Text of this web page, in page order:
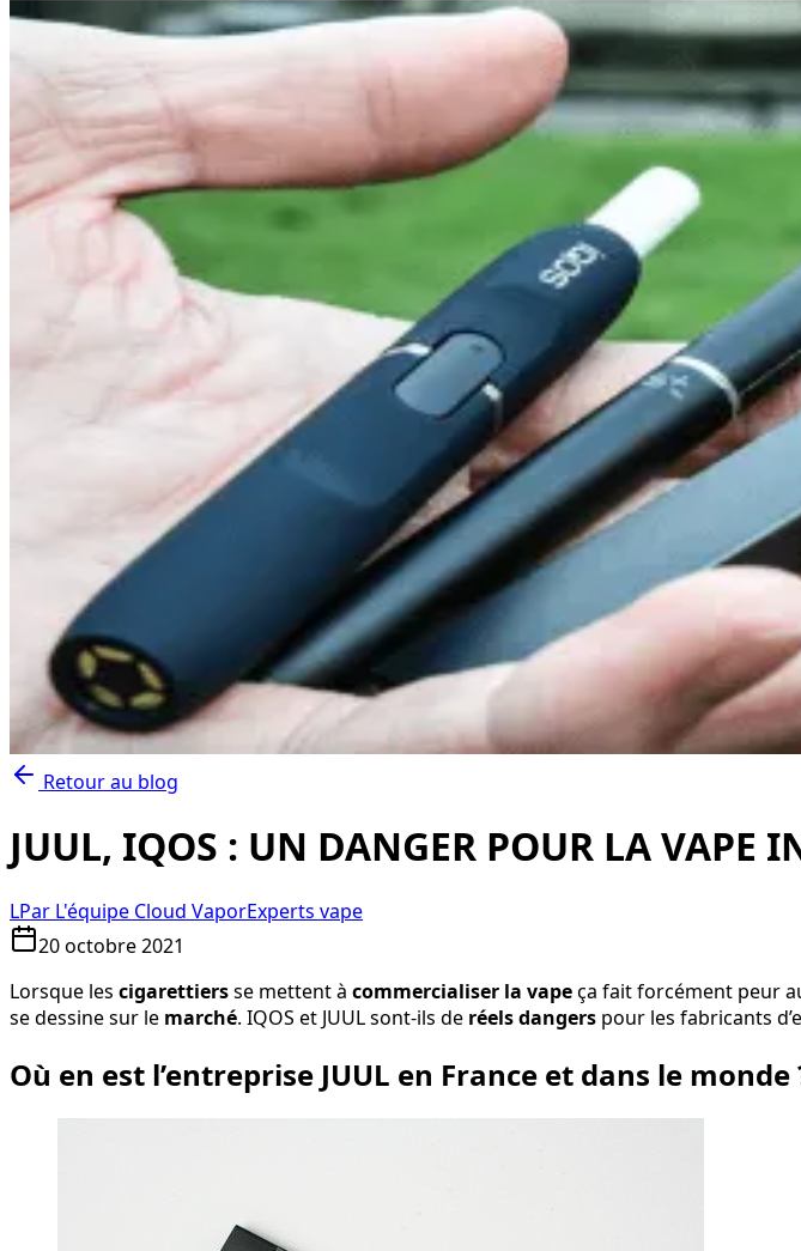
Retour au blog
JUUL, IQOS : UN DANGER POUR LA VAPE
LPar L'équipe Cloud VaporExperts vape
20 octobre 2021
Lorsque les cigarettiersse mettent à commercialiser la vapeça fait forcément peur
se dessine sur le marché. IQOS et JUUL sont-ils de réels dangers pour les fabricants
Où en est l’entreprise JUUL en France et dans le monde